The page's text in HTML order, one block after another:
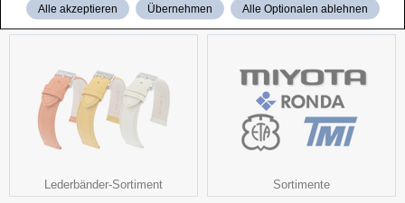
weitere interessante Produkte
Lederbänder-Sortiment Sortimente
Alle akzeptieren Übernehmen Alle Optionalen ablehnen